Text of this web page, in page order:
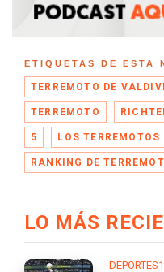
ETIQUETAS DE ESTA
TERREMOTO DE
TERREMOTO
5 LOS TERREMOTOS
RANKING DE
LO MÁS